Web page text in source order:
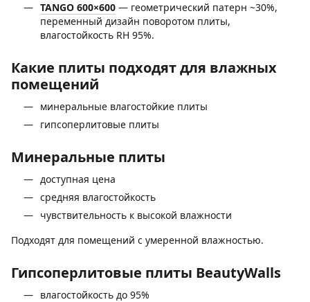
TANGO 600×600 — геометрический патерн ~30%,
переменный дизайн поворотом плиты,
влагостойкость RH 95%.
Какие плиты подходят для влажных
помещений
минеральные влагостойкие плиты
гипсоперлитовые плиты
Минеральные плиты
доступная цена
средняя влагостойкость
чувствительность к высокой влажности
Подходят для помещений с умеренной влажностью.
Гипсоперлитовые плиты BeautyWalls
влагостойкость до 95%